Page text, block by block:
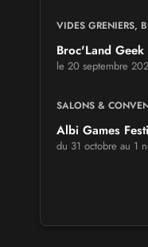
VIDES GRENIERS,
Broc'Land
le 20 septembre
SALONS &
Albi Games
du 31 octobre au 1
Virtual Calais -
numériques